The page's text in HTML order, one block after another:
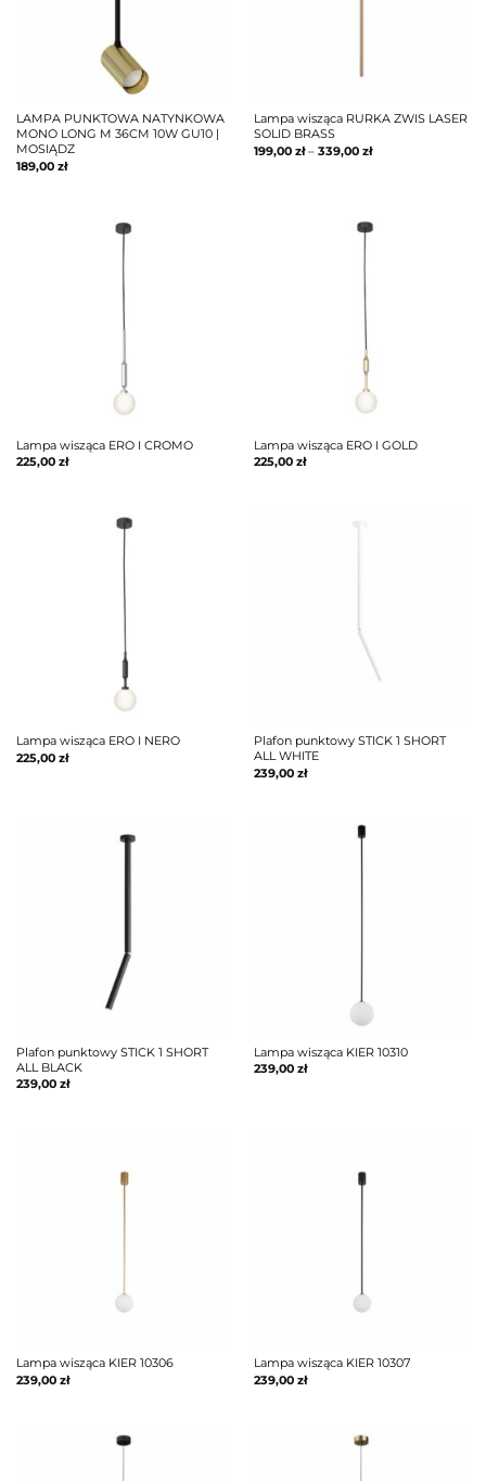
LAMPA PUNKTOWA NATYNKOWA
MONO LONG M 36CM 10W GU10 |
MOSIĄDZ
189,00 zł
Lampa wisząca RURKA ZWIS LASER
SOLID BRASS
199,00 zł– 339,00 zł
Lampa wisząca ERO I CROMO
225,00 zł
Lampa wisząca ERO I GOLD
225,00 zł
Lampa wisząca ERO I NERO
225,00 zł
Plafon punktowy STICK 1 SHORT
ALL WHITE
239,00 zł
Plafon punktowy STICK 1 SHORT
ALL BLACK
239,00 zł
Lampa wisząca KIER 10310
239,00 zł
Lampa wisząca KIER 10306
239,00 zł
Lampa wisząca KIER 10307
239,00 zł